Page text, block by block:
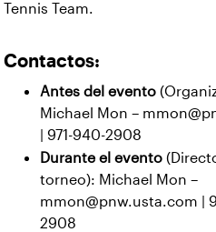
Tennis Team.
Contactos:
Antes del evento
Michael Mon –
| 971-940-2908
Durante el evento
torneo): Michael Mon –
mmon@pnw.usta.com |
2908